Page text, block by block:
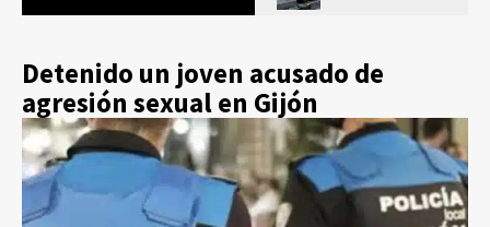
Detenido un joven acusado de
agresión sexual en Gijón